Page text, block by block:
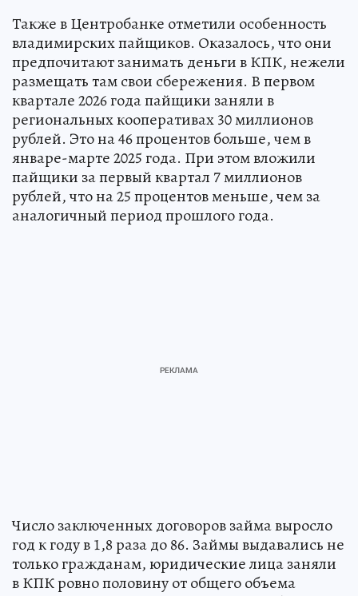
Также в Центробанке отметили особенность
владимирских пайщиков. Оказалось, что они
предпочитают занимать деньги в КПК, нежели
размещать там свои сбережения. В первом
квартале 2026 года пайщики заняли в
региональных кооперативах 30 миллионов
рублей. Это на 46 процентов больше, чем в
январе-марте 2025 года. При этом вложили
пайщики за первый квартал 7 миллионов
рублей, что на 25 процентов меньше, чем за
аналогичный период прошлого года.
Число заключенных договоров займа выросло
год к году в 1,8 раза до 86. Займы выдавались не
только гражданам, юридические лица заняли
в КПК ровно половину от общего объема